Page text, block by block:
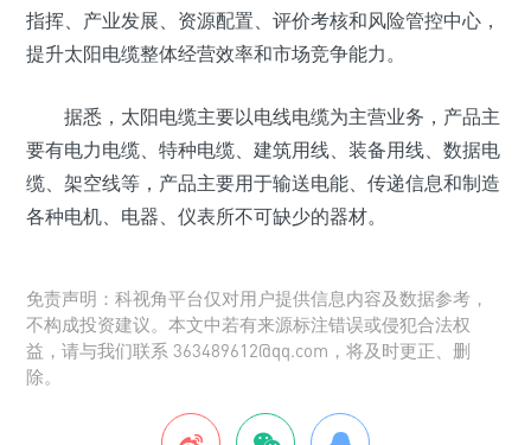
指挥、产业发展、资源配置、评价考核和风险管控中心，
提升太阳电缆整体经营效率和市场竞争能力。
据悉，太阳电缆主要以电线电缆为主营业务，产品主
要有电力电缆、特种电缆、建筑用线、装备用线、数据电
缆、架空线等，产品主要用于输送电能、传递信息和制造
各种电机、电器、仪表所不可缺少的器材。
免责声明：科视角平台仅对用户提供信息内容及数据参考，
不构成投资建议。本文中若有来源标注错误或侵犯合法权
益，请与我们联系 363489612@qq.com，将及时更正、删
除。